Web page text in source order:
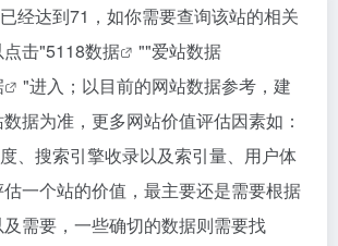
经达到71，如你需要查询该站的相关
击"5118数据 ""爱站数据
"进入；以目前的网站数据参考，建
据为准，更多网站价值评估因素如：
、搜索引擎收录以及索引量、用户体
一个站的价值，最主要还是需要根据
需要，一些确切的数据则需要找